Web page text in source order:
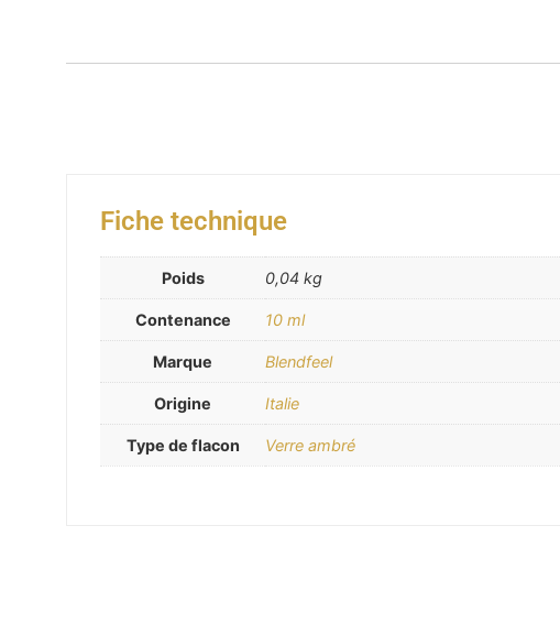
Fiche technique
Poids 0,04 kg
Contenance 10 ml
Marque Blendfeel
Origine Italie
Type de flacon Verre ambré